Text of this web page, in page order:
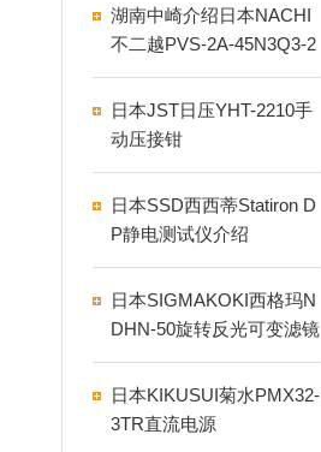
湖南中崎介绍日本NACHI
不二越PVS-2A-45N3Q3-2
0活塞液压泵
日本JST日压YHT-2210手
动压接钳
日本SSD西西蒂Statiron D
P静电测试仪介绍
日本SIGMAKOKI西格玛N
DHN-50旋转反光可变滤镜
支架
日本KIKUSUI菊水PMX32-
3TR直流电源